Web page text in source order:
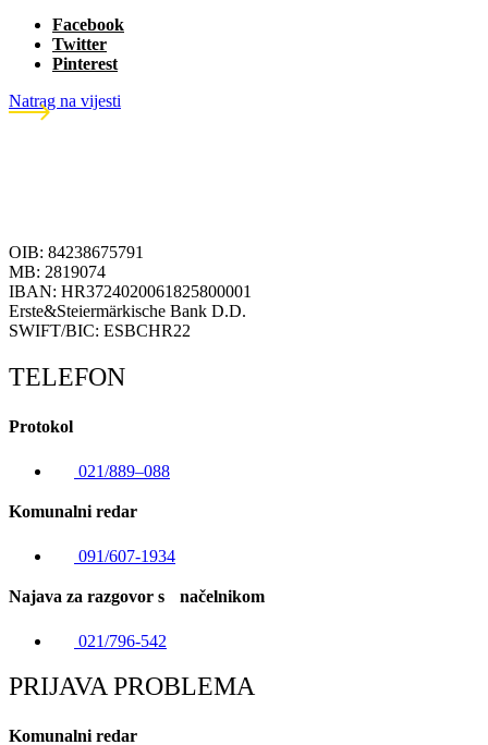
Facebook
Twitter
Pinterest
Natrag na vijesti
OIB: 84238675791
MB: 2819074
IBAN: HR3724020061825800001
Erste&Steiermärkische Bank D.D.
SWIFT/BIC: ESBCHR22
TELEFON
Protokol
021/889–088
Komunalni redar
091/607-1934
Najava za razgovor s načelnikom
021/796-542
PRIJAVA PROBLEMA
Komunalni redar